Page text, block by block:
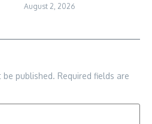
August 2, 2026
published. Required fields are